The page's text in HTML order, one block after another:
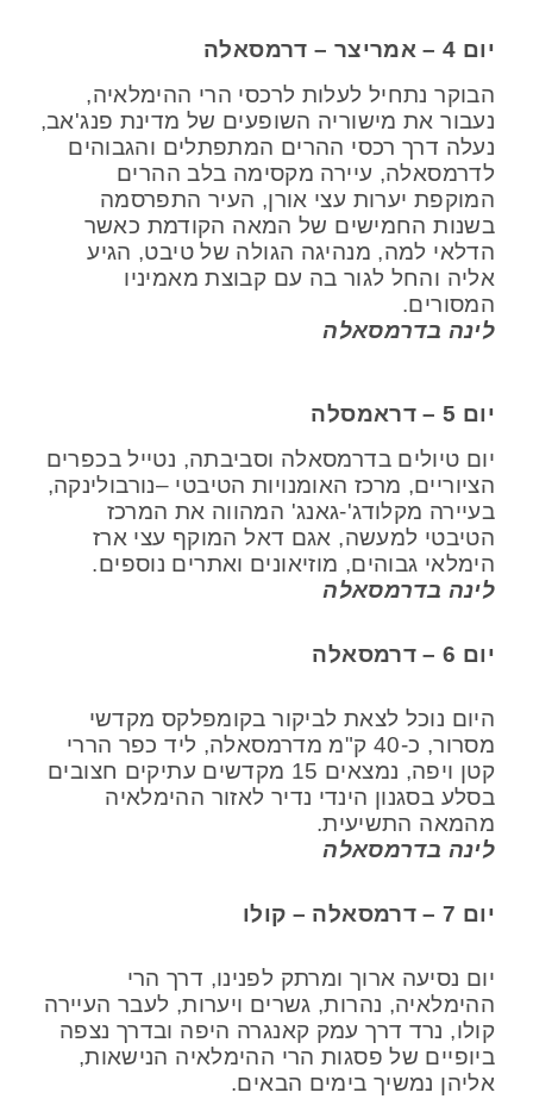
יום 4 – אמריצר – דרמסאלה
הבוקר נתחיל לעלות לרכסי הרי ההימלאיה,
נעבור את מישוריה השופעים של מדינת פנג'אב,
נעלה דרך רכסי ההרים המתפתלים והגבוהים
לדרמסאלה, עיירה מקסימה בלב ההרים
המוקפת יערות עצי אורן, העיר התפרסמה
בשנות החמישים של המאה הקודמת כאשר
הדלאי למה, מנהיגה הגולה של טיבט, הגיע
אליה והחל לגור בה עם קבוצת מאמיניו
המסורים.
לינה בדרמסאלה
יום 5 – דראמסלה
יום טיולים בדרמסאלה וסביבתה, נטייל בכפרים
הציוריים, מרכז האומנויות הטיבטי –נורבולינקה,
בעיירה מקלודג'-גאנג' המהווה את המרכז
הטיבטי למעשה, אגם דאל המוקף עצי ארז
הימלאי גבוהים, מוזיאונים ואתרים נוספים.
לינה בדרמסאלה
יום 6 – דרמסאלה
היום נוכל לצאת לביקור בקומפלקס מקדשי
מסרור, כ-40 ק"מ מדרמסאלה, ליד כפר הררי
קטן ויפה, נמצאים 15 מקדשים עתיקים חצובים
בסלע בסגנון הינדי נדיר לאזור ההימלאיה
מהמאה התשיעית.
לינה בדרמסאלה
יום 7 – דרמסאלה – קולו
יום נסיעה ארוך ומרתק לפנינו, דרך הרי
ההימלאיה, נהרות, גשרים ויערות, לעבר העיירה
קולו, נרד דרך עמק קאנגרה היפה ובדרך נצפה
ביופיים של פסגות הרי ההימלאיה הנישאות,
אליהן נמשיך בימים הבאים.